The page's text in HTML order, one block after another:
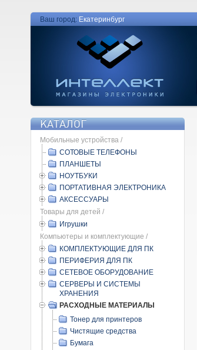
Ваш город: Екатеринбург
КАТАЛОГ
Мобильные устройства /
СОТОВЫЕ ТЕЛЕФОНЫ
ПЛАНШЕТЫ
НОУТБУКИ
ПОРТАТИВНАЯ ЭЛЕКТРОНИКА
АКСЕССУАРЫ
Товары для детей /
Игрушки
Компьютеры и комплектующие /
КОМПЛЕКТУЮЩИЕ ДЛЯ ПК
ПЕРИФЕРИЯ ДЛЯ ПК
СЕТЕВОЕ ОБОРУДОВАНИЕ
СЕРВЕРЫ И СИСТЕМЫ
ХРАНЕНИЯ
РАСХОДНЫЕ МАТЕРИАЛЫ
Тонер для принтеров
Чистящие средства
Бумага